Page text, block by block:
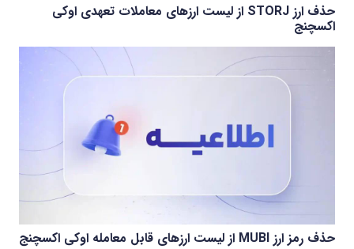
حذف ارز STORJ از لیست ارزهای معاملات تعهدی اوکی
اکسچنج
حذف رمز ارز MUBI از لیست ارزهای قابل معامله اوکی اکسچنج